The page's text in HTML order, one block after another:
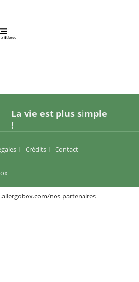
La vie est plus simple
!
Crédits Contact
nos-partenaires